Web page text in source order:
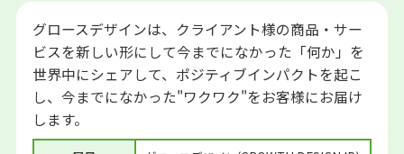
グロースデザインは、クライアント様の商品・サー
ビスを新しい形にして今までになかった「何か」を
世界中にシェアして、ポジティブインパクトを起こ
し、今までになかった"ワクワク"をお客様にお届け
します。